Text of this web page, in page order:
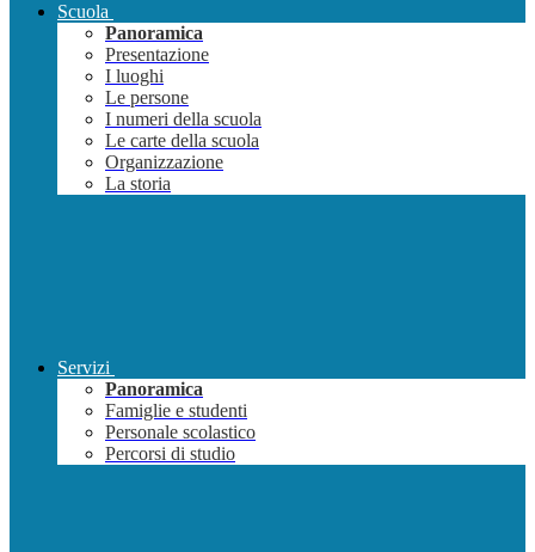
Scuola
Panoramica
Presentazione
I luoghi
Le persone
I numeri della scuola
Le carte della scuola
Organizzazione
La storia
Servizi
Panoramica
Famiglie e studenti
Personale scolastico
Percorsi di studio